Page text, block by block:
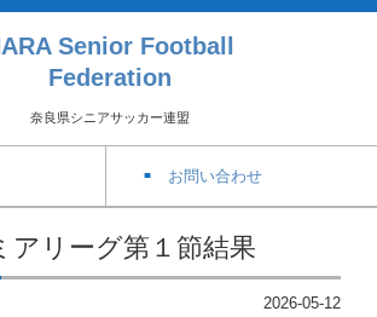
Senior Football
Federation
奈良県シニアサッカー連盟
お問い合わせ
アリーグ第１節結果
2026-05-12